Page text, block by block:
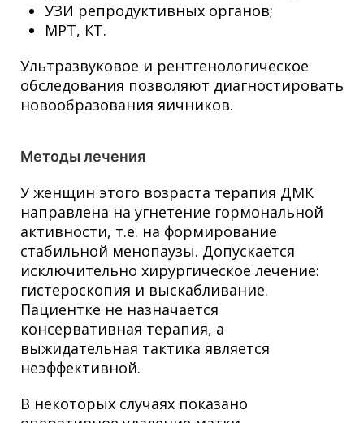
УЗИ репродуктивных органов;
МРТ, КТ.
Ультразвуковое и рентгенологическое
обследования позволяют диагностировать
новообразования яичников.
Методы лечения
У женщин этого возраста терапия ДМК
направлена на угнетение гормональной
активности, т.е. на формирование
стабильной менопаузы. Допускается
исключительно хирургическое лечение:
гистероскопия и выскабливание.
Пациентке не назначается
консервативная терапия, а
выжидательная тактика является
неэффективной.
В некоторых случаях показано